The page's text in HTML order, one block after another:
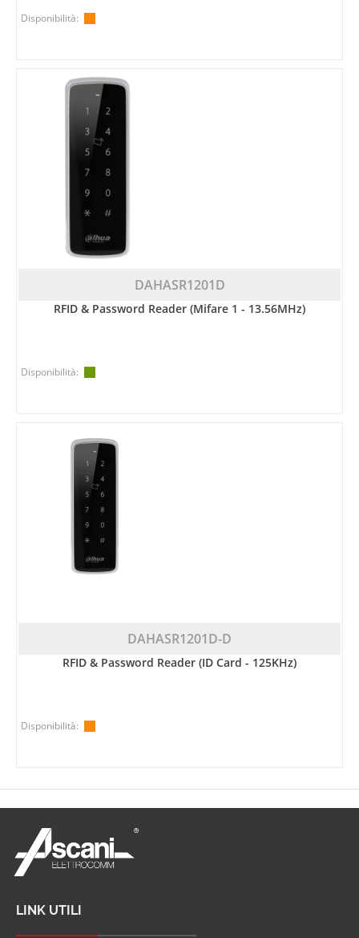
Disponibilità:
DAHASR1201D
RFID & Password Reader (Mifare 1 - 13.56MHz)
Disponibilità:
DAHASR1201D-D
RFID & Password Reader (ID Card - 125KHz)
Disponibilità:
LINK UTILI